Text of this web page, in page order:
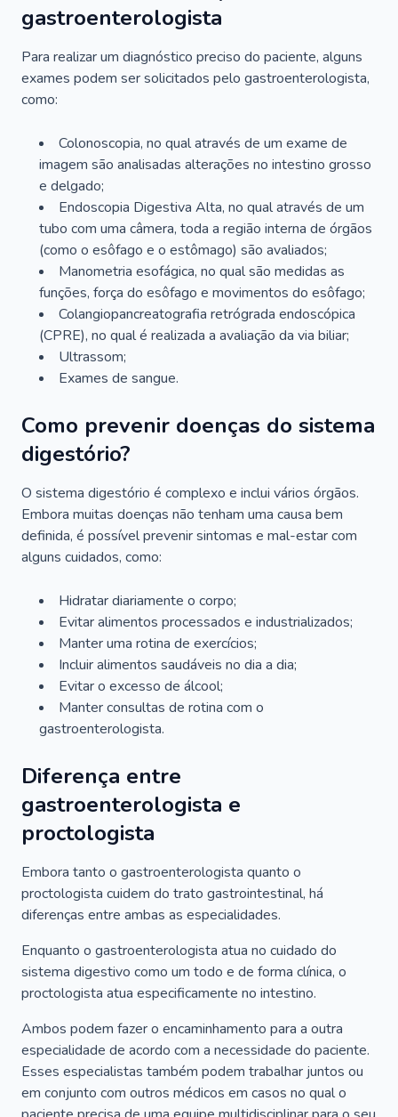
gastroenterologista
Para realizar um diagnóstico preciso do paciente, alguns
exames podem ser solicitados pelo gastroenterologista,
como:
Colonoscopia, no qual através de um exame de
imagem são analisadas alterações no intestino grosso
e delgado;
Endoscopia Digestiva Alta, no qual através de um
tubo com uma câmera, toda a região interna de órgãos
(como o esôfago e o estômago) são avaliados;
Manometria esofágica, no qual são medidas as
funções, força do esôfago e movimentos do esôfago;
Colangiopancreatografia retrógrada endoscópica
(CPRE), no qual é realizada a avaliação da via biliar;
Ultrassom;
Exames de sangue.
Como prevenir doenças do sistema
digestório?
O sistema digestório é complexo e inclui vários órgãos.
Embora muitas doenças não tenham uma causa bem
definida, é possível prevenir sintomas e mal-estar com
alguns cuidados, como:
Hidratar diariamente o corpo;
Evitar alimentos processados e industrializados;
Manter uma rotina de exercícios;
Incluir alimentos saudáveis no dia a dia;
Evitar o excesso de álcool;
Manter consultas de rotina com o
gastroenterologista.
Diferença entre
gastroenterologista e
proctologista
Embora tanto o gastroenterologista quanto o
proctologista cuidem do trato gastrointestinal, há
diferenças entre ambas as especialidades.
Enquanto o gastroenterologista atua no cuidado do
sistema digestivo como um todo e de forma clínica, o
proctologista atua especificamente no intestino.
Ambos podem fazer o encaminhamento para a outra
especialidade de acordo com a necessidade do paciente.
Esses especialistas também podem trabalhar juntos ou
em conjunto com outros médicos em casos no qual o